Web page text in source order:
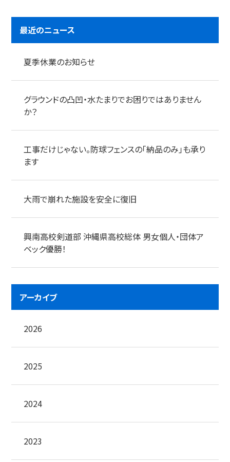
最近のニュース
夏季休業のお知らせ
グラウンドの凸凹・水たまりでお困りではありません
か？
工事だけじゃない。防球フェンスの「納品のみ」も承り
ます
大雨で崩れた施設を安全に復旧
興南高校剣道部 沖縄県高校総体 男女個人・団体ア
ベック優勝！
アーカイブ
2026
2025
2024
2023